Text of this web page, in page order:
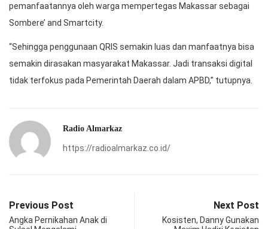
pemanfaatannya oleh warga mempertegas Makassar sebagai
Sombere’ and Smartcity.
“Sehingga penggunaan QRIS semakin luas dan manfaatnya bisa
semakin dirasakan masyarakat Makassar. Jadi transaksi digital
tidak terfokus pada Pemerintah Daerah dalam APBD,” tutupnya.
Radio Almarkaz
https://radioalmarkaz.co.id/
Previous Post
Angka Pernikahan Anak di
Next Post
Kosisten, Danny Gunakan